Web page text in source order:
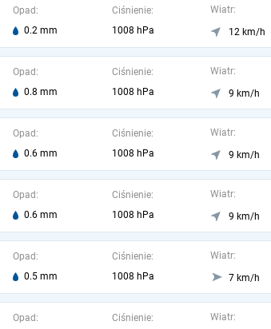
Opad:
0.2 mm
Ciśnienie:
1008 hPa
Wiatr:
12 km/h
Opad:
0.8 mm
Ciśnienie:
1008 hPa
Wiatr:
9 km/h
Opad:
0.6 mm
Ciśnienie:
1008 hPa
Wiatr:
9 km/h
Opad:
0.6 mm
Ciśnienie:
1008 hPa
Wiatr:
9 km/h
Opad:
0.5 mm
Ciśnienie:
1008 hPa
Wiatr:
7 km/h
Opad:
Ciśnienie:
Wiatr: